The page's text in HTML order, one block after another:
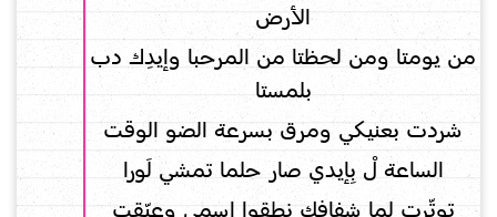
الأرض
من يومتا ومن لحظتا من المرحبا وإيدِك دب
بلمستا
شردت بعنيكي ومرق بسرعة الضو الوقت
الساعة لْ بِإيدي صار حلما تمشي لَورا
توتّرت لما شفافِك نطقوا اسمي وعبّقت